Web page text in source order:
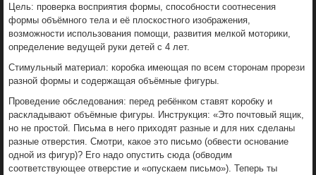
Цель: проверка восприятия формы, способности соотнесения
формы объёмного тела и её плоскостного изображения,
возможности использования помощи, развития мелкой моторики,
определение ведущей руки детей с 4 лет.
Стимульный материал: коробка имеющая по всем сторонам прорези
разной формы и содержащая объёмные фигуры.
Проведение обследования: перед ребёнком ставят коробку и
раскладывают объёмные фигуры. Инструкция: «Это почтовый ящик,
но не простой. Письма в него приходят разные и для них сделаны
разные отверстия. Смотри, какое это письмо (обвести основание
одной из фигур)? Его надо опустить сюда (обводим
соответствующее отверстие и «опускаем письмо»). Теперь ты